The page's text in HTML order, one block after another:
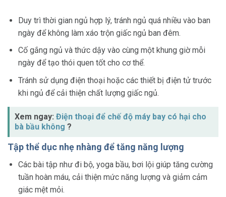
Duy trì thời gian ngủ hợp lý, tránh ngủ quá nhiều vào ban
ngày để không làm xáo trộn giấc ngủ ban đêm.
Cố gắng ngủ và thức dậy vào cùng một khung giờ mỗi
ngày để tạo thói quen tốt cho cơ thể.
Tránh sử dụng điện thoại hoặc các thiết bị điện tử trước
khi ngủ để cải thiện chất lượng giấc ngủ.
Xem ngay: Điện thoại để chế độ máy bay có hại cho
bà bầu không ?
Tập thể dục nhẹ nhàng để tăng năng lượng
Các bài tập như đi bộ, yoga bầu, bơi lội giúp tăng cường
tuần hoàn máu, cải thiện mức năng lượng và giảm cảm
giác mệt mỏi.